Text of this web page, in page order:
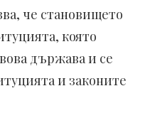
че становището
която
държава и се
и законите